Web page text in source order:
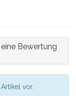
Bewertung
vor.